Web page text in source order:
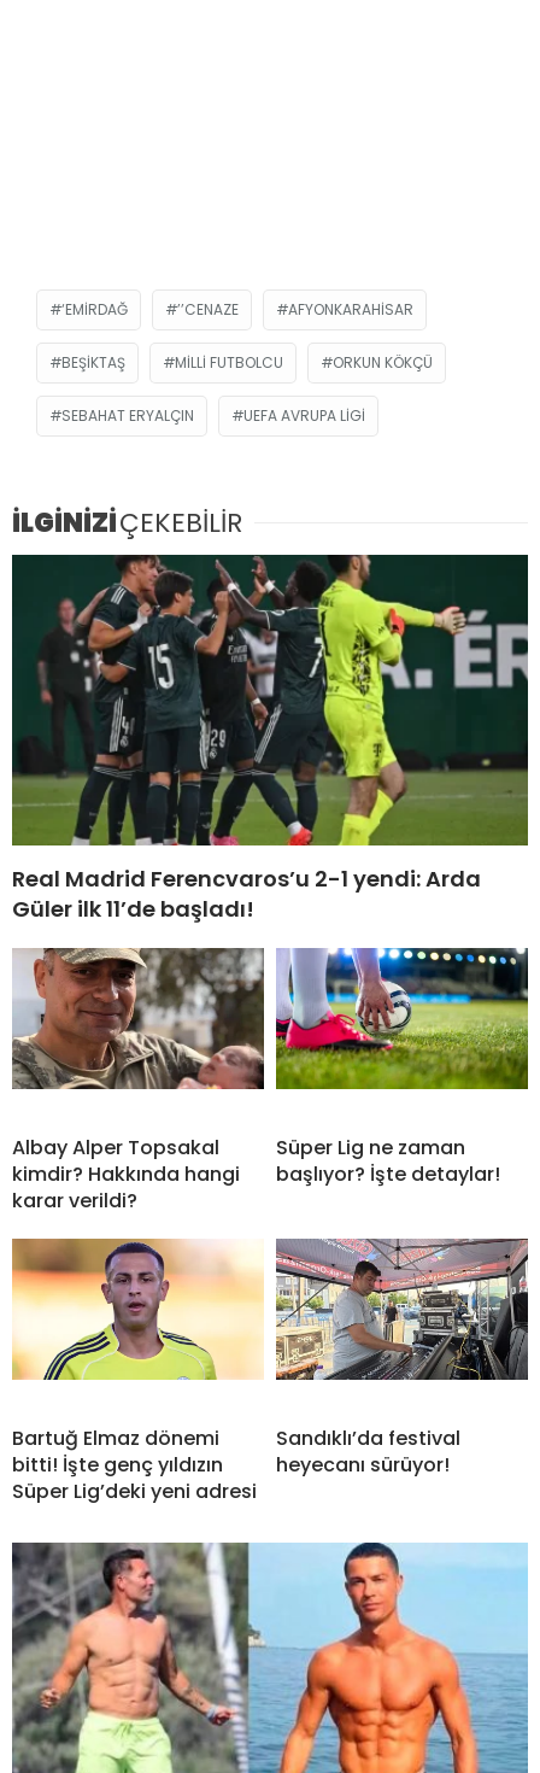
‘EMIRDAĞ ’’CENAZE AFYONKARAHISAR
BEŞIKTAŞ MILLI FUTBOLCU ORKUN KÖKÇÜ
SEBAHAT ERYALÇIN UEFA AVRUPA LIGI
İLGİNİZİÇEKEBİLİR
Real Madrid Ferencvaros’u 2-1 yendi: Arda
Güler ilk 11’de başladı!
Albay Alper Topsakal
kimdir? Hakkında hangi
karar verildi?
Süper Lig ne zaman
başlıyor? İşte detaylar!
Bartuğ Elmaz dönemi
bitti! İşte genç yıldızın
Süper Lig’deki yeni adresi
Sandıklı’da festival
heyecanı sürüyor!